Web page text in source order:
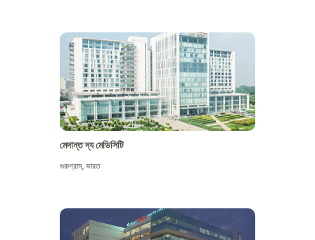
মেদান্ত দ্য মেডিসিটি
গুরুগ্রাম,ভারত